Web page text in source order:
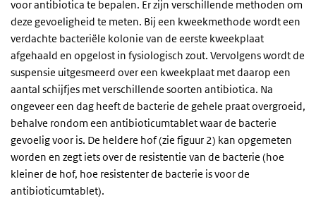
voor antibiotica te bepalen. Er zijn verschillende methoden om
deze gevoeligheid te meten. Bij een kweekmethode wordt een
verdachte bacteriële kolonie van de eerste kweekplaat
afgehaald en opgelost in fysiologisch zout. Vervolgens wordt de
suspensie uitgesmeerd over een kweekplaat met daarop een
aantal schijfjes met verschillende soorten antibiotica. Na
ongeveer een dag heeft de bacterie de gehele praat overgroeid,
behalve rondom een antibioticumtablet waar de bacterie
gevoelig voor is. De heldere hof (zie figuur 2) kan opgemeten
worden en zegt iets over de resistentie van de bacterie (hoe
kleiner de hof, hoe resistenter de bacterie is voor de
antibioticumtablet).